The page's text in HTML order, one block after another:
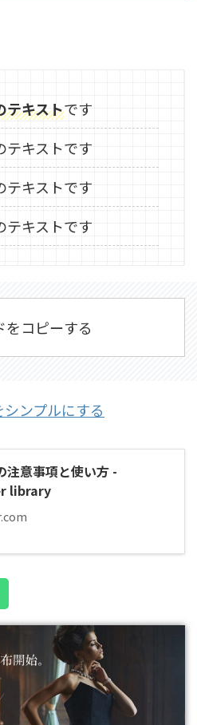
テキストです
テキストです
テキストです
テキストです
をコピーする
ンプルにする
注意事項と使い方 -
library